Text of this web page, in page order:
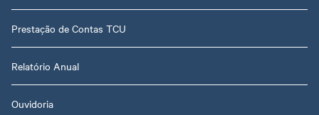
Prestação de Contas TCU
Relatório Anual
Ouvidoria